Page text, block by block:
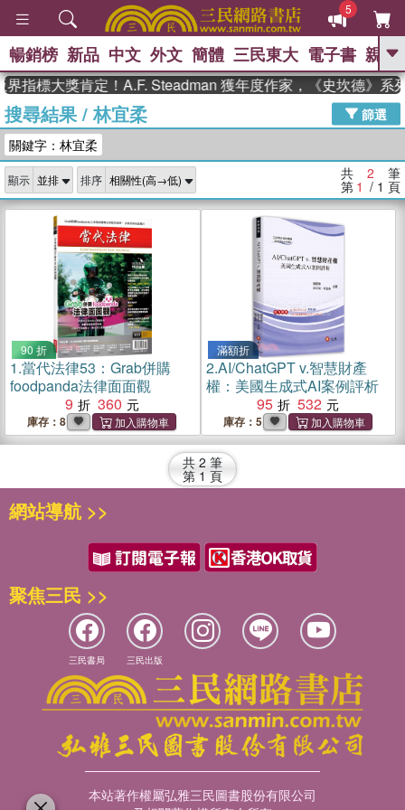
5
GO
高希均教授回憶錄
、 The Odyssey 、 父親節 、 如果歷
獎 臺灣漫遊錄 、 方念華 、 台灣的李
登輝時代
數學女孩：黎曼猜想 、
偉大的迷走神經
暢銷榜 新品 中文 外文 簡體 三民東大 電子書 親子
指標大獎肯定！A.F. Steadman 獲年度作家，《史坎德》系
搜尋結果/林宜柔
篩選
關鍵字：林宜柔
顯示 排序 共 2 筆
第 1 / 1 頁
90 折
1.當代法律53：Grab併購
foodpanda法律面面觀
9
360
庫存：8
滿額折
2.AI/ChatGPT v.智慧財產
權：美國生成式AI案例評析
95
532
庫存：5
共 2 筆
第 1 頁
網站導航 >>
聚焦三民 >>
三民書局 三民出版
本站著作權屬弘雅三民圖書股份有限公司